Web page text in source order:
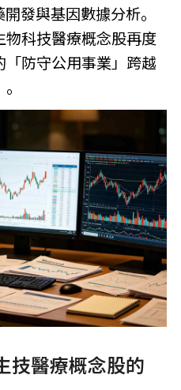
發與基因數據分析。
科技醫療概念股再度
防守公用事業」跨越
技醫療概念股的